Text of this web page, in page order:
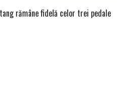
rămâne fidelă celor trei pedale